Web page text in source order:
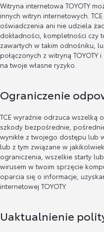
Witryna internetowa TOYOTY
innych witryn internetowych.
oświadczenia ani nie udziela
dokładności, kompletności czy
zawartych w takim odnośniku,
połączonych z witryną
na twoje własne ryzyko.
Ograniczenie
TCE wyraźnie odrzuca wszelką
szkody bezpośrednie,
wynikłe z twojego dostępu lub
lub z tym związane w
ograniczenia, wszelkie starty
wirusem w twoim sprzęcie
oparcia się o informacje,
internetowej TOYOTY.
Uaktualnienie